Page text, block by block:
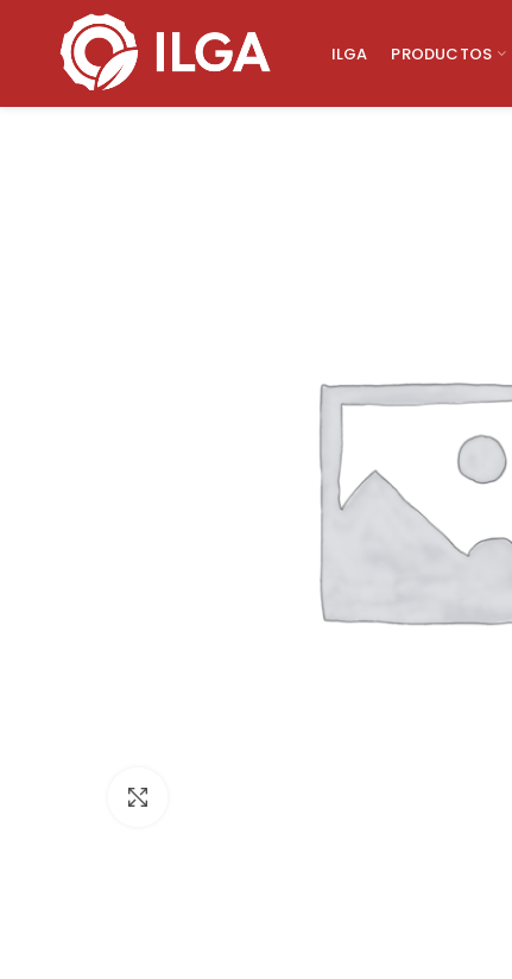
ILGA PRODUCTOS